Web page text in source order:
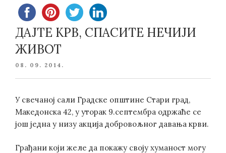
ДАЈТЕ КРВ, СПАСИТЕ НЕЧИЈИ
ЖИВОТ
POSTED
08. 09. 2014.
У свечаној сали Градске општине Стари град,
Македонска 42, у уторак 9.септембра одржаће се
још једна у низу акција добровољног давања крви.
Грађани који желе да покажу своју хуманост могу